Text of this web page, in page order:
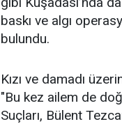
baskı ve algı
bulundu.
Kızı ve damadı
"Bu kez ailem de
Suçları, Bülent